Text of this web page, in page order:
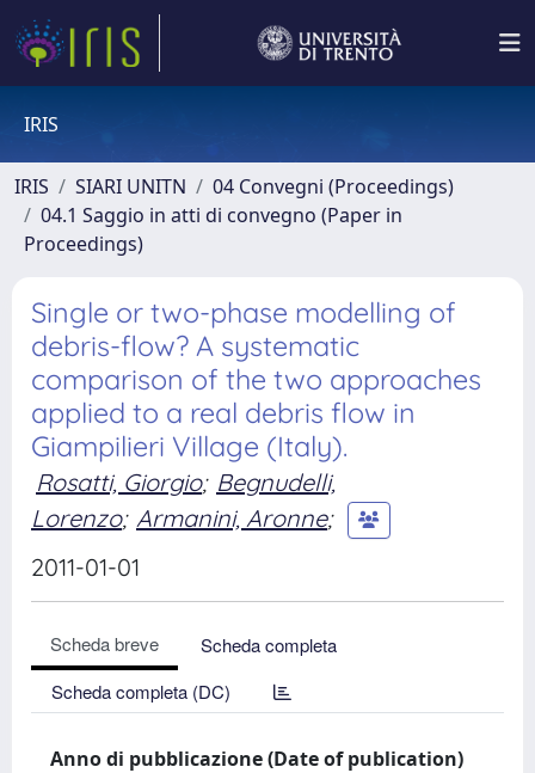
IRIS
IRIS SIARI UNITN
04 Convegni (Proceedings)
04.1 Saggio in atti di convegno (Paper in
Proceedings)
Single or two-phase modelling of
debris-flow? A systematic
comparison of the two approaches
applied to a real debris flow in
Giampilieri Village (Italy).
Rosatti, Giorgio; Begnudelli,
Lorenzo; Armanini, Aronne;
2011-01-01
Scheda breve
Scheda completa
Scheda completa (DC)
Anno di pubblicazione (Date of publication)